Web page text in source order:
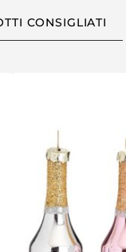
CONSIGLIATI